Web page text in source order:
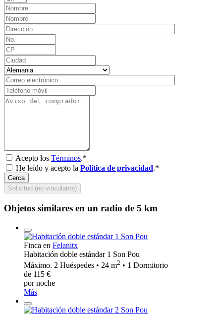
Acepto los Términos.*
He leído y acepto la Política de privacidad.*
Cerca
Solicitud (no vinculante)
Objetos similares en un radio de 5 km
Finca en Felanitx
Habitación doble estándar 1 Son Pou
Máximo. 2 Huéspedes • 24 m2 • 1 Dormitorio
de 115 €
por noche
Más